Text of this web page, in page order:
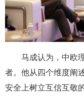
马成认为，中欧
者。他从四个维度阐
安全上树立互信互敬